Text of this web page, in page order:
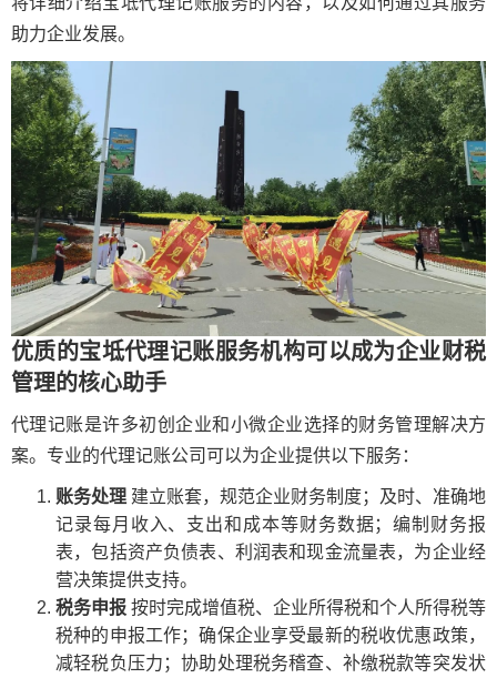
助力企业发展。
优质的宝坻代理记账服务机构可以成为企业财税
管理的核心助手
代理记账是许多初创企业和小微企业选择的财务管理解决方
案。专业的代理记账公司可以为企业提供以下服务：
账务处理 建立账套，规范企业财务制度；及时、准确地
记录每月收入、支出和成本等财务数据；编制财务报
表，包括资产负债表、利润表和现金流量表，为企业经
营决策提供支持。
税务申报 按时完成增值税、企业所得税和个人所得税等
税种的申报工作；确保企业享受最新的税收优惠政策，
减轻税负压力；协助处理税务稽查、补缴税款等突发状